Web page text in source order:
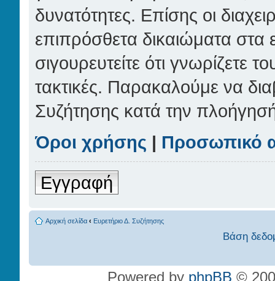
δυνατότητες. Επίσης οι
επιπρόσθετα δικαιώματα στα
σιγουρευτείτε ότι γνωρίζετε
τακτικές. Παρακαλούμε να
Συζήτησης κατά την
Όροι χρήσης | Προσωπικό
Εγγραφή
Αρχική σελίδα ‹ Ευρετήριο Δ. Συζήτησης
Βάση
Powered by phpBB ©